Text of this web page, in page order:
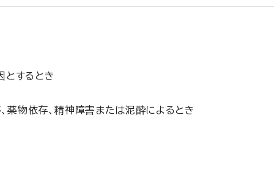
とするとき
薬物依存、精神障害または泥酔によるとき